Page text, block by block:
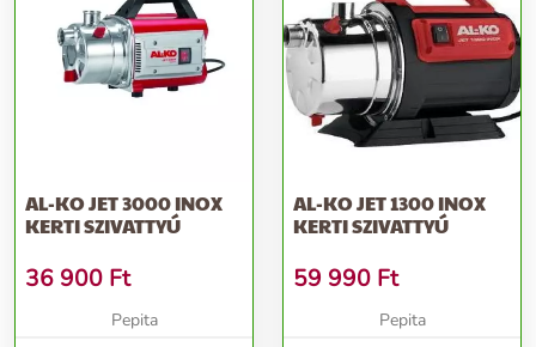
AL-KO JET 3000 INOX
KERTI SZIVATTYÚ
36 900 Ft
Pepita
AL-KO JET 1300 INOX
KERTI SZIVATTYÚ
59 990 Ft
Pepita